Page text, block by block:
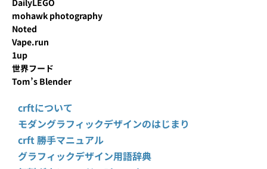
DailyLEGO
mohawk photography
Noted
Vape.run
1up
世界フード
Tom’s Blender
crftについて
モダングラフィックデザインのはじまり
crft 勝手マニュアル
グラフィックデザイン用語辞典